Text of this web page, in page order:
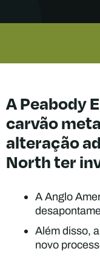
A Peabody
carvão
alteração
North ter
A Anglo
Além disso,
novo